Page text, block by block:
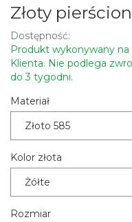
Złoty
Dostępność:
Produkt wykonywany
Klienta. Nie podlega
do 3 tygodni.
Materiał
Złoto 585
Kolor złota
Żółte
Rozmiar